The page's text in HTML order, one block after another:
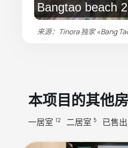
Bangtao beach 2
来源：Tinora 独家 «Bang
本项目的其他
一居室 12 二居室 5 已售出